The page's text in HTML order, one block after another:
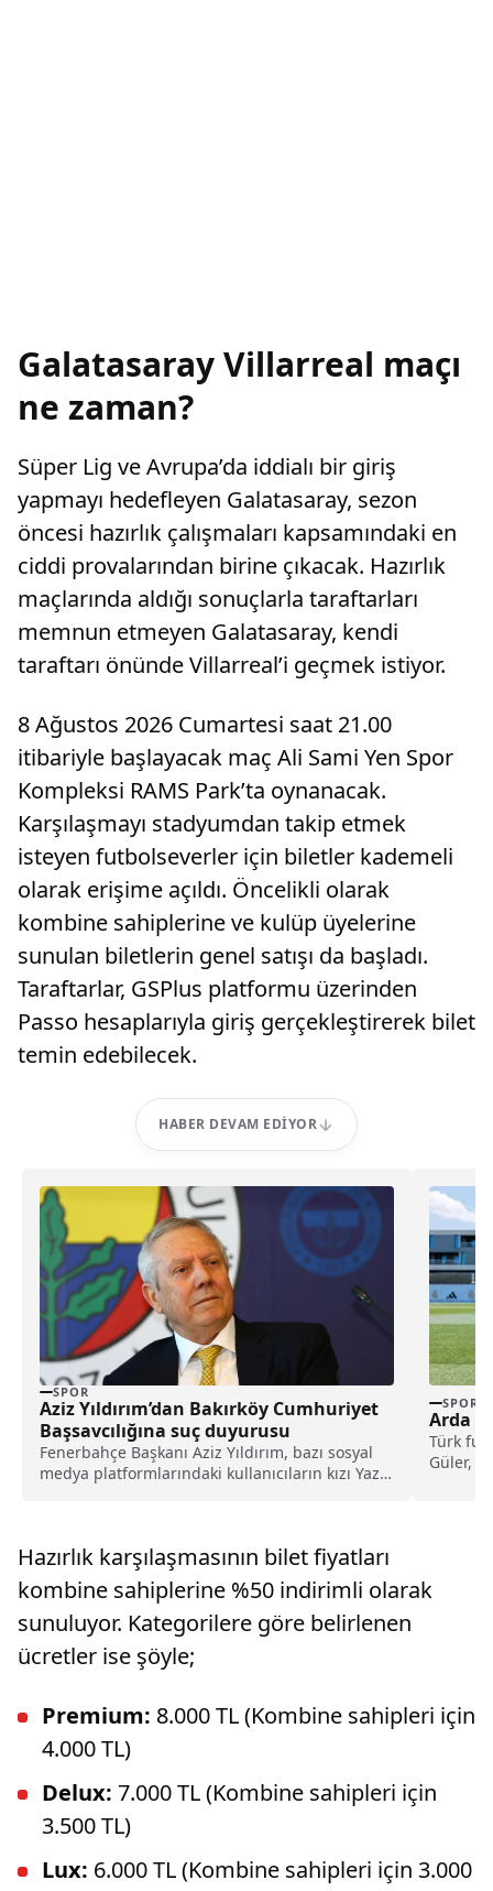
Galatasaray Villarreal maçı
ne zaman?
Süper Lig ve Avrupa’da iddialı bir giriş
yapmayı hedefleyen Galatasaray, sezon
öncesi hazırlık çalışmaları kapsamındaki en
ciddi provalarından birine çıkacak. Hazırlık
maçlarında aldığı sonuçlarla taraftarları
memnun etmeyen Galatasaray, kendi
taraftarı önünde Villarreal’i geçmek istiyor.
8 Ağustos 2026 Cumartesi saat 21.00
itibariyle başlayacak maç Ali Sami Yen Spor
Kompleksi RAMS Park’ta oynanacak.
Karşılaşmayı stadyumdan takip etmek
isteyen futbolseverler için biletler kademeli
olarak erişime açıldı. Öncelikli olarak
kombine sahiplerine ve kulüp üyelerine
sunulan biletlerin genel satışı da başladı.
Taraftarlar, GSPlus platformu üzerinden
Passo hesaplarıyla giriş gerçekleştirerek bilet
temin edebilecek.
HABER DEVAM EDIYOR
SPOR
Aziz Yıldırım’dan Bakırköy Cumhuriyet
Başsavcılığına suç duyurusu
Fenerbahçe Başkanı Aziz Yıldırım, bazı sosyal
medya platformlarındaki kullanıcıların kızı Yaz
SPOR
Arda
Türk
Güler,
Hazırlık karşılaşmasının bilet fiyatları
kombine sahiplerine %50 indirimli olarak
sunuluyor. Kategorilere göre belirlenen
ücretler ise şöyle;
Premium: 8.000 TL (Kombine sahipleri için
4.000 TL)
Delux: 7.000 TL (Kombine sahipleri için
3.500 TL)
Lux: 6.000 TL (Kombine sahipleri için 3.000